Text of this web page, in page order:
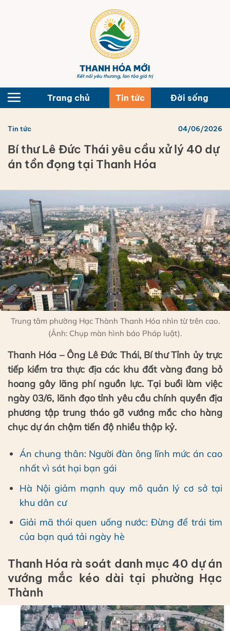
Trang chủ Tin tức Đời sống
Tin tức 04/06/2026
Bí thư Lê Đức Thái yêu cầu xử lý 40 dự
án tồn đọng tại Thanh Hóa
Trung tâm phường Hạc Thành Thanh Hóa nhìn từ trên cao.
(Ảnh: Chụp màn hình báo Pháp luật).
Thanh Hóa – Ông Lê Đức Thái, Bí thư Tỉnh ủy trực
tiếp kiểm tra thực địa các khu đất vàng đang bỏ
hoang gây lãng phí nguồn lực. Tại buổi làm việc
ngày 03/6, lãnh đạo tỉnh yêu cầu chính quyền địa
phương tập trung tháo gỡ vướng mắc cho hàng
chục dự án chậm tiến độ nhiều thập kỷ.
Án chung thân: Người đàn ông lĩnh mức án cao
nhất vì sát hại bạn gái
Hà Nội giảm mạnh quy mô quản lý cơ sở tại
khu dân cư
Giải mã thói quen uống nước: Đừng để trái tim
của bạn quá tải ngày hè
Thanh Hóa rà soát danh mục 40 dự án
vướng mắc kéo dài tại phường Hạc
Thành